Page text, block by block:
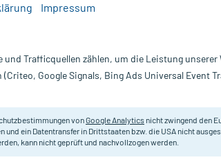
Gratis-Versand* ab 19€ Mindestbestellwert!
Erfahrungen &
Ibuflam akut
Impressum
Trafficquellen zählen, um die Leistung unserer
Google Signals, Bing Ads Universal Event
vonGoogle Analytics nicht zwingend den
und ein Datentransfer in Drittstaaten bzw. die USA nicht
kann nicht geprüft und nachvollzogen werden.